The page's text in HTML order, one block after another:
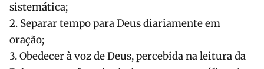
sistemática;
2. Separar tempo para Deus diariamente em
oração;
3. Obedecer à voz de Deus, percebida na leitura da